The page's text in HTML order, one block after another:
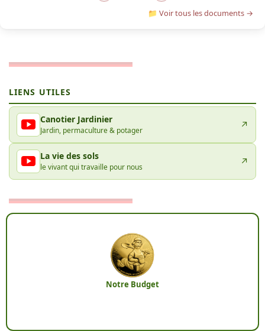
📁 Voir tous les documents →
LIENS UTILES
Canotier Jardinier
Jardin, permaculture & potager ↗
La vie des sols
le vivant qui travaille pour nous ↗
Notre Budget